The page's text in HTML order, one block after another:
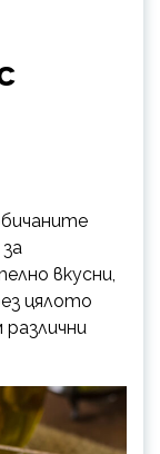
вкусни,
цялото